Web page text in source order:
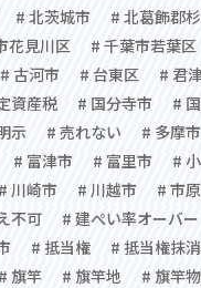
# 北茨城市 # 北葛飾郡
花見川区 # 千葉市若葉区
# 古河市 # 台東区 # 君
資産税 # 国分寺市 #
示 # 売れない # 多摩市
# 富津市 # 富里市 #
# 川崎市 # 川越市 # 市
不可 # 建ぺい率オーバー
# 抵当権 # 抵当権抹
# 旗竿 # 旗竿地 # 旗竿